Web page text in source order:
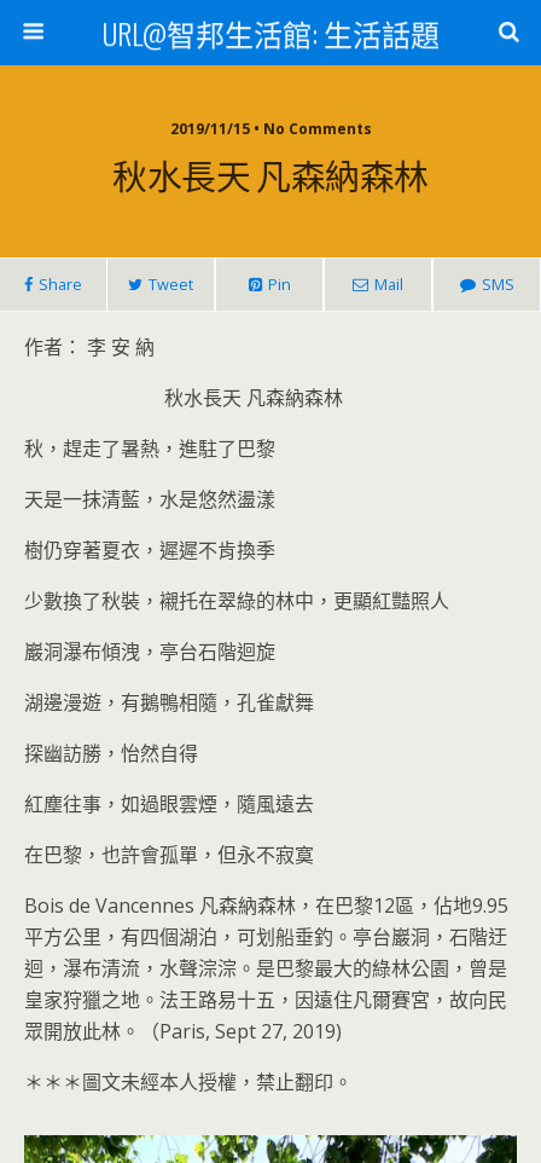
URL@智邦生活館: 生活話題
2019/11/15 • No Comments
秋水長天 凡森納森林
Share Tweet Pin Mail SMS
作者： 李 安 納
秋水長天 凡森納森林
秋，趕走了暑熱，進駐了巴黎
天是一抹清藍，水是悠然盪漾
樹仍穿著夏衣，遲遲不肯換季
少數換了秋裝，襯托在翠綠的林中，更顯紅豔照人
巖洞瀑布傾洩，亭台石階迴旋
湖邊漫遊，有鵝鴨相隨，孔雀獻舞
探幽訪勝，怡然自得
紅塵往事，如過眼雲煙，隨風遠去
在巴黎，也許會孤單，但永不寂寞
Bois de Vancennes 凡森納森林，在巴黎12區，佔地9.95
平方公里，有四個湖泊，可划船垂釣。亭台巖洞，石階迂
迴，瀑布清流，水聲淙淙。是巴黎最大的綠林公園，曾是
皇家狩獵之地。法王路易十五，因遠住凡爾賽宮，故向民
眾開放此林。（Paris, Sept 27, 2019)
＊＊＊圖文未經本人授權，禁止翻印。